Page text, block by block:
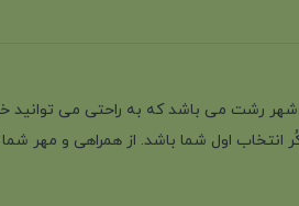
سرسبز گیلان شهر رشت می باشد که به راحتی می
اول شما باشد. از همراهی و مهر شما